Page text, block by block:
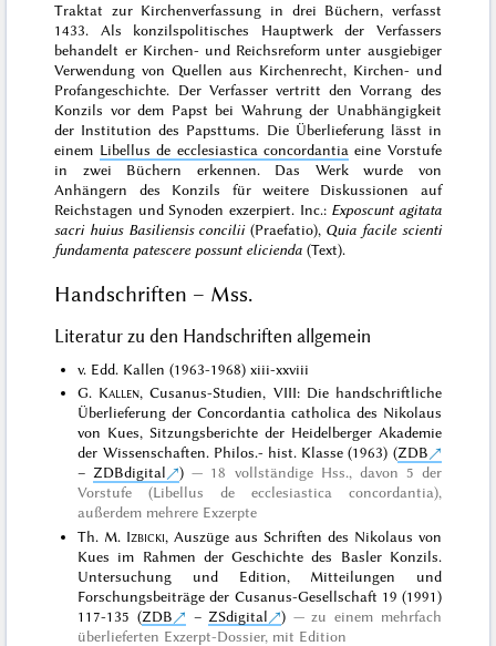
Traktat zur Kirchenverfassung in drei Büchern, verfasst
1433. Als konzilspolitisches Hauptwerk der Verfassers
behandelt er Kirchen- und Reichsreform unter ausgiebiger
Verwendung von Quellen aus Kirchenrecht, Kirchen- und
Profangeschichte. Der Verfasser vertritt den Vorrang des
Konzils vor dem Papst bei Wahrung der Unabhängigkeit
der Institution des Papsttums. Die Überlieferung lässt in
einem Libellus de ecclesiastica concordantiaeine Vorstufe
in zwei Büchern erkennen. Das Werk wurde von
Anhängern des Konzils für weitere Diskussionen auf
Reichstagen und Synoden exzerpiert. Inc.: Exposcunt agitata
sacri huius Basiliensis concilii(Praefatio), Quia facile scienti
fundamenta patescere possunt elicienda (Text).
Handschriften – Mss.
Literatur zu den Handschriften allgemein
v. Edd. Kallen (1963-1968) xiii-xxviii
G. Kallen, Cusanus-Studien, VIII: Die handschriftliche
Überlieferung der Concordantia catholica des Nikolaus
von Kues, Sitzungsberichte der Heidelberger Akademie
der Wissenschaften. Philos.- hist. Klasse (1963) (ZDB
–ZDBdigital )
18 vollständige Hss., davon 5 der
Vorstufe (Libellus de ecclesiastica concordantia),
außerdem mehrere Exzerpte
Th. M. Izbicki, Auszüge aus Schriften des Nikolaus von
Kues im Rahmen der Geschichte des Basler Konzils.
Untersuchung und Edition, Mitteilungen und
Forschungsbeiträge der Cusanus-Gesellschaft 19 (1991)
117-135 (ZDB – ZSdigital )
zu einem mehrfach
überlieferten Exzerpt-Dossier, mit Edition